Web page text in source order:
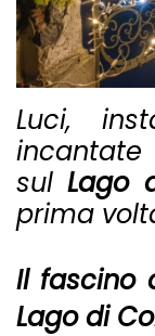
Luci,
sulLago
prima
Il fascino
Lago di